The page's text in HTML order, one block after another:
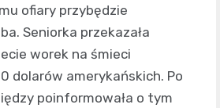
ofiary przybędzie
Seniorka przekazała
worek na śmieci
dolarów amerykańskich. Po
poinformowała o tym